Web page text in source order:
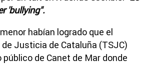
'bullying".
habían logrado que el
Justicia de Cataluña (TSJC)
de Canet de Mar donde